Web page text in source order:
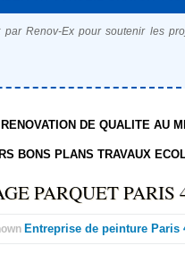
par Renov-Ex pour soutenir les
DE QUALITE AU
BONS PLANS TRAVAUX
PARQUET PARIS
Entreprise de peinture Paris